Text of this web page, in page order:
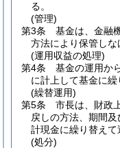
る。
(管理)
第3条
基金は、金融
方法により保管しな
(運用収益の処理)
第4条
基金の運用か
に計上して基金に繰
(繰替運用)
第5条
市長は、財政
戻しの方法、期間
計現金に繰り替えて
(処分)